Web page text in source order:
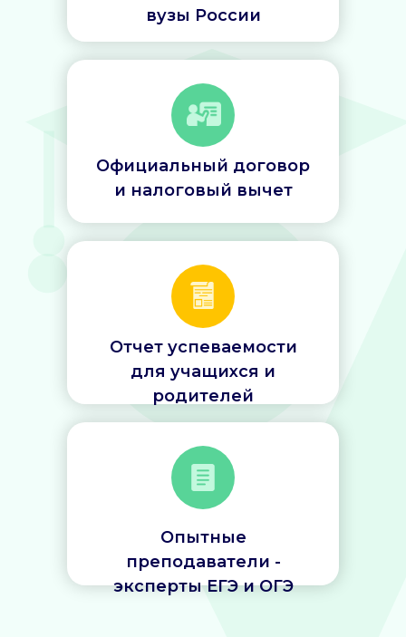
вузы России
Опытные
преподаватели -
эксперты ЕГЭ и ОГЭ
Официальный договор
и налоговый вычет
Отчет успеваемости
для учащихся и
родителей